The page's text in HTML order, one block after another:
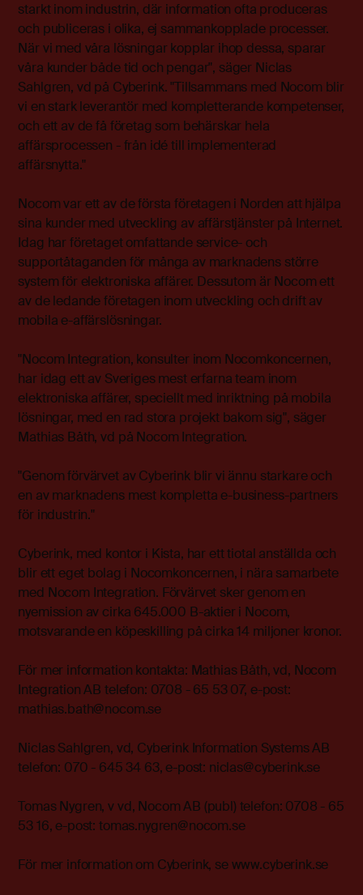
starkt inom industrin, där information ofta produceras
och publiceras i olika, ej sammankopplade processer.
När vi med våra lösningar kopplar ihop dessa, sparar
våra kunder både tid och pengar", säger Niclas
Sahlgren, vd på Cyberink. "Tillsammans med Nocom blir
vi en stark leverantör med kompletterande kompetenser,
och ett av de få företag som behärskar hela
affärsprocessen - från idé till implementerad
affärsnytta."
Nocom var ett av de första företagen i Norden att hjälpa
sina kunder med utveckling av affärstjänster på Internet.
Idag har företaget omfattande service- och
supportåtaganden för många av marknadens större
system för elektroniska affärer. Dessutom är Nocom ett
av de ledande företagen inom utveckling och drift av
mobila e-affärslösningar.
"Nocom Integration, konsulter inom Nocomkoncernen,
har idag ett av Sveriges mest erfarna team inom
elektroniska affärer, speciellt med inriktning på mobila
lösningar, med en rad stora projekt bakom sig", säger
Mathias Båth, vd på Nocom Integration.
"Genom förvärvet av Cyberink blir vi ännu starkare och
en av marknadens mest kompletta e-business-partners
för industrin."
Cyberink, med kontor i Kista, har ett tiotal anställda och
blir ett eget bolag i Nocomkoncernen, i nära samarbete
med Nocom Integration. Förvärvet sker genom en
nyemission av cirka 645.000 B-aktier i Nocom,
motsvarande en köpeskilling på cirka 14 miljoner kronor.
För mer information kontakta: Mathias Båth, vd, Nocom
Integration AB telefon: 0708 - 65 53 07, e-post:
mathias.bath@nocom.se
Niclas Sahlgren, vd, Cyberink Information Systems AB
telefon: 070 - 645 34 63, e-post: niclas@cyberink.se
Tomas Nygren, v vd, Nocom AB (publ) telefon: 0708 - 65
53 16, e-post: tomas.nygren@nocom.se
För mer information om Cyberink, se www.cyberink.se